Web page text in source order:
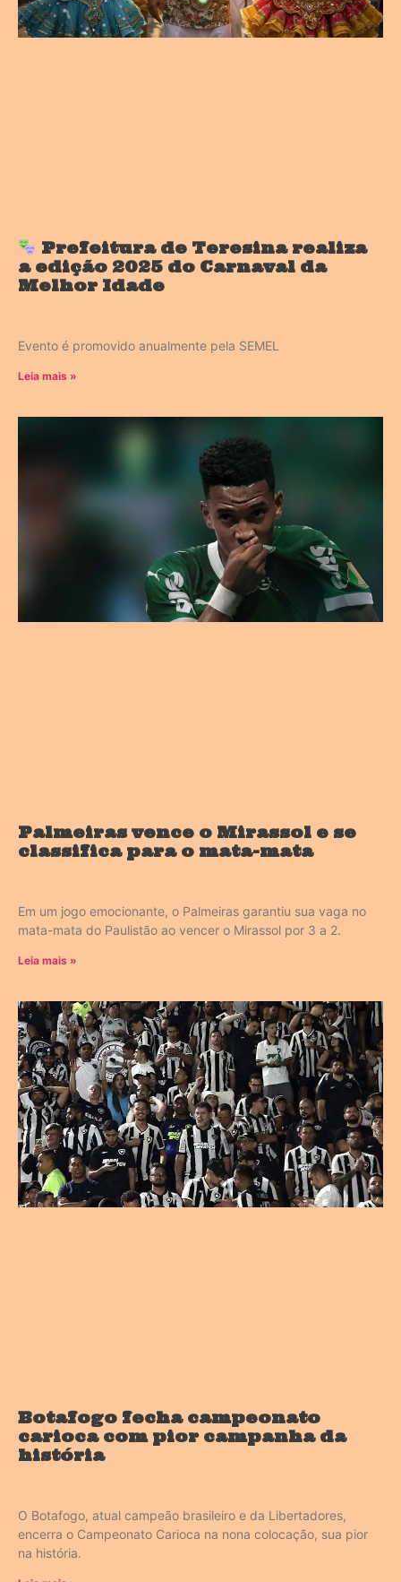
Prefeitura de Teresina realiza
a edição 2025 do Carnaval da
Melhor Idade
Evento é promovido anualmente pela SEMEL
Leia mais »
Palmeiras vence o Mirassol e se
classifica para o mata-mata
Em um jogo emocionante, o Palmeiras garantiu sua vaga no
mata-mata do Paulistão ao vencer o Mirassol por 3 a 2.
Leia mais »
Botafogo fecha campeonato
carioca com pior campanha da
história
O Botafogo, atual campeão brasileiro e da Libertadores,
encerra o Campeonato Carioca na nona colocação, sua pior
na história.